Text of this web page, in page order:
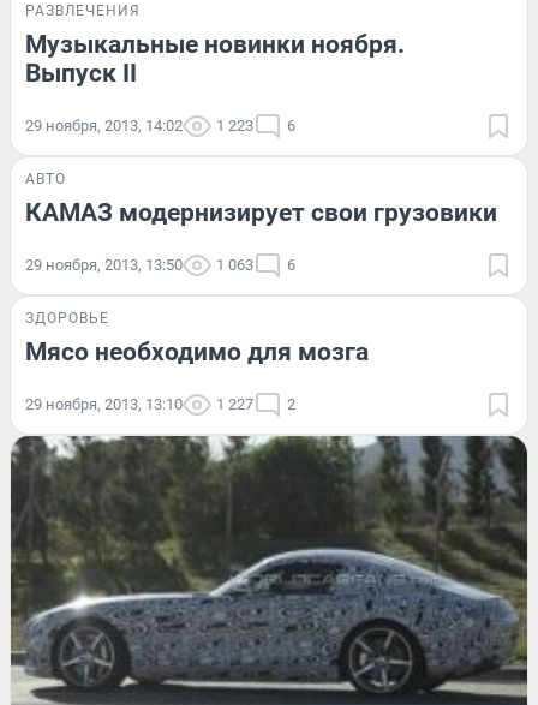
РАЗВЛЕЧЕНИЯ
Музыкальные новинки ноября.
Выпуск II
29 ноября, 2013, 14:02 1 223 6
АВТО
КАМАЗ модернизирует свои грузовики
29 ноября, 2013, 13:50 1 063 6
ЗДОРОВЬЕ
Мясо необходимо для мозга
29 ноября, 2013, 13:10 1 227 2